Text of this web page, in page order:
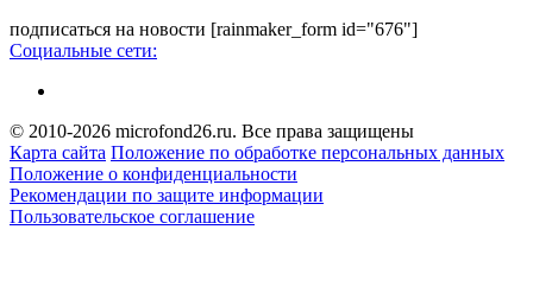
подписаться на новости [rainmaker_form id="676"]
Социальные сети:
© 2010-2026 microfond26.ru. Все права защищены
Карта сайта Положение по обработке персональных данных
Положение о конфиденциальности
Рекомендации по защите информации
Пользовательское соглашение